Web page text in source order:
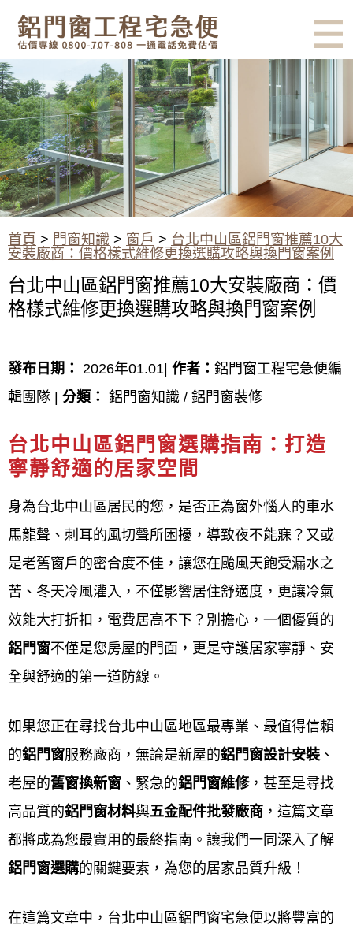
有鋁門窗的結露、隔熱、隔音問
題？找我們就對了！估價專線
0800-707-808
台北中山區鋁門窗推薦10大安裝
廠商：價格樣式維修更換選購攻
略與換門窗案例
首頁 > 門窗知識 > 窗戶 > 台北中山區鋁門窗推薦10大
安裝廠商：價格樣式維修更換選購攻略與換門窗案例
台北中山區鋁門窗推薦10大安裝廠商：價
格樣式維修更換選購攻略與換門窗案例
台北中山區鋁窗安裝價錢,台北中山區鋁窗施工流程圖,
台北中山區門窗工程施工要領,台北中山區鋁門窗工程
中山區鋁門窗裝不回去,台北中山區鋁門窗安裝時間,台
北中山區窗框安裝,台北中山區鋁門窗,台北中山區铝
窗,台北中山區門窗,台北中山區鋁窗價格,台北中山區
鋁門框價格,台北中山區陽台鋁門窗價格,台北中山區鋁
窗包框價格,台北中山區窗戶安裝,台北中山區鋁門窗報
價,台北中山區鋁門窗估價,台北中山區鋁門窗價錢,台
北中山區鋁門窗價格查詢,台北中山區氣密窗安裝,鋁門
窗台北中山區ptt,台北中山區鋁門窗維修,台北中山區鋁
門窗推薦,台北中山區門窗行,台北中山區附近鋁門窗,
窗,台北中山區氣密門,台北中山區氣密窗品牌排名,台
北中山區傳統鋁門價格,台北中山區落地鋁門窗價格,台
北中山區現成鋁窗價格,台北中山區700型鋁門價格,台
北中山區客廳落地門價格,台北中山區房間鋁門價格,台
北中山區大門落地門價格ptt,台北中山區舊鋁窗改氣密
窗價格ptt,台北中山區鋁門窗樣式,台北中山區鋁門窗價
格,台北中山區舊鋁窗改氣密窗價格,台北中山區陽台鋁
發布日期： 2026年01.01| 作者： 鋁門窗工程宅急便編
輯團隊 | 分類： 鋁門窗知識 / 鋁門窗裝修
台北中山區鋁門窗選購指南：打造
寧靜舒適的居家空間
身為台北中山區居民的您，是否正為窗外惱人的車水
馬龍聲、刺耳的風切聲所困擾，導致夜不能寐？又或
是老舊窗戶的密合度不佳，讓您在颱風天飽受漏水之
苦、冬天冷風灌入，不僅影響居住舒適度，更讓冷氣
效能大打折扣，電費居高不下？別擔心，一個優質的
鋁門窗不僅是您房屋的門面，更是守護居家寧靜、安
全與舒適的第一道防線。
如果您正在尋找台北中山區地區最專業、最值得信賴
的鋁門窗服務廠商，無論是新屋的鋁門窗設計安裝 、
老屋的舊窗換新窗 、緊急的鋁門窗維修，甚至是尋找
高品質的鋁門窗材料與五金配件批發廠商 ，這篇文章
都將成為您最實用的最終指南。讓我們一同深入了解
鋁門窗選購的關鍵要素，為您的居家品質升級！
在這篇文章中，台北中山區鋁門窗宅急便以將豐富的